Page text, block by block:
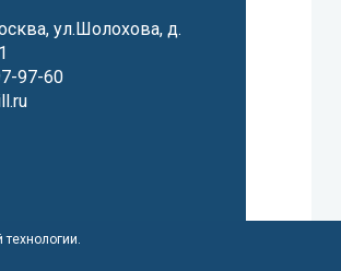
ул.Шолохова, д.
97-60